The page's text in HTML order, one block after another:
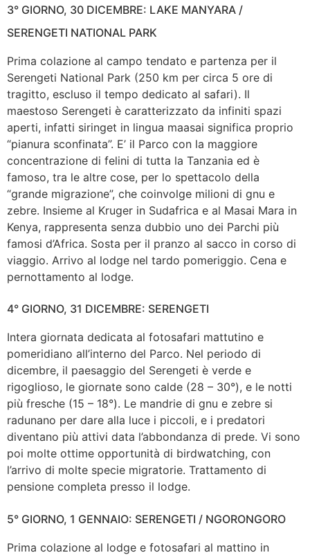
3° GIORNO, 30 DICEMBRE: LAKE MANYARA /
SERENGETI NATIONAL PARK
Prima colazione al campo tendato e partenza per il
Serengeti National Park (250 km per circa 5 ore di
tragitto, escluso il tempo dedicato al safari). Il
maestoso Serengeti è caratterizzato da infiniti spazi
aperti, infatti siringet in lingua maasai significa proprio
“pianura sconfinata”. E’ il Parco con la maggiore
concentrazione di felini di tutta la Tanzania ed è
famoso, tra le altre cose, per lo spettacolo della
“grande migrazione”, che coinvolge milioni di gnu e
zebre. Insieme al Kruger in Sudafrica e al Masai Mara in
Kenya, rappresenta senza dubbio uno dei Parchi più
famosi d’Africa. Sosta per il pranzo al sacco in corso di
viaggio. Arrivo al lodge nel tardo pomeriggio. Cena e
pernottamento al lodge.
4° GIORNO, 31 DICEMBRE: SERENGETI
Intera giornata dedicata al fotosafari mattutino e
pomeridiano all’interno del Parco. Nel periodo di
dicembre, il paesaggio del Serengeti è verde e
rigoglioso, le giornate sono calde (28 – 30°), e le notti
più fresche (15 – 18°). Le mandrie di gnu e zebre si
radunano per dare alla luce i piccoli, e i predatori
diventano più attivi data l’abbondanza di prede. Vi sono
poi molte ottime opportunità di birdwatching, con
l’arrivo di molte specie migratorie. Trattamento di
pensione completa presso il lodge.
5° GIORNO, 1 GENNAIO: SERENGETI / NGORONGORO
Prima colazione al lodge e fotosafari al mattino in